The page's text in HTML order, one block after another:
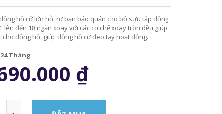
hồ cỡ lớn hỗ trợ bạn bảo quản cho bộ sưu tập đồng
lên đến 18 ngăn xoay với các cơ chế xoay tròn đều giúp
cho đồng hồ, giúp đồng hồ cơ đeo tay hoạt động.
24 Tháng
₫